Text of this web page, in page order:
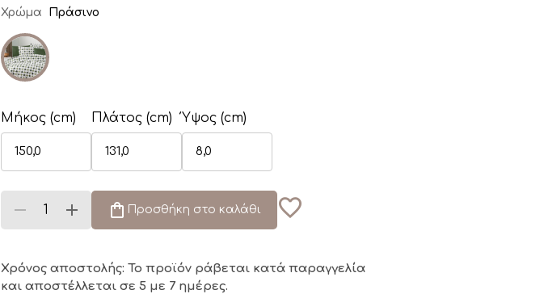
Χρώμα Πράσινο
Μήκος (cm) Πλάτος (cm) Ύψος (cm)
Προσθήκη στο καλάθι
Χρόνος αποστολής: Το προϊόν ράβεται κατά παραγγελία
και αποστέλλεται σε 5 με 7 ημέρες.